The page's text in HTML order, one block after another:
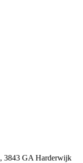
, 3843 GA Harderwijk